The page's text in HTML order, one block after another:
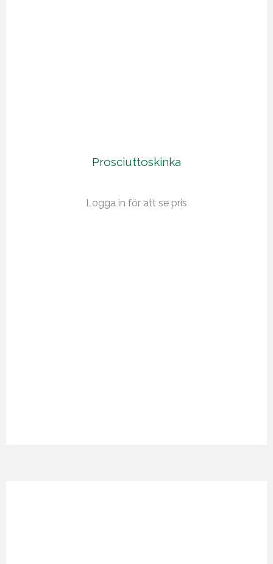
Prosciuttoskinka
Logga in för att se pris